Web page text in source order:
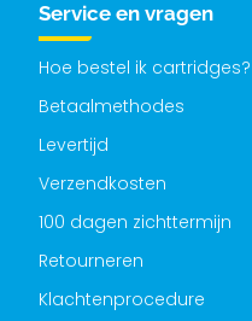
Service en vragen
Hoe bestel ik cartridges?
Betaalmethodes
Levertijd
Verzendkosten
100 dagen zichttermijn
Retourneren
Klachtenprocedure